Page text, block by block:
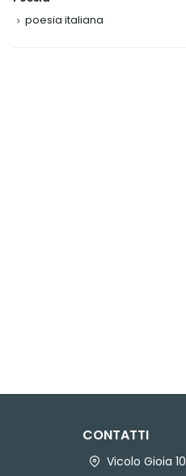
poesia italiana
CONTATTI
Vicolo Gioia 10